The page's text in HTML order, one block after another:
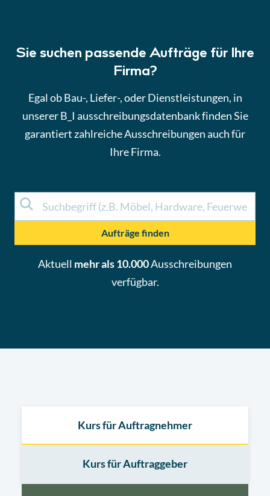
Sie suchen passende Aufträge für Ihre
Firma?
Egal ob Bau-, Liefer-, oder Dienstleistungen, in
unserer B_I ausschreibungsdatenbank finden Sie
garantiert zahlreiche Ausschreibungen auch für
Ihre Firma.
Aufträge finden
Aktuell mehr als 10.000Ausschreibungen
verfügbar.
Kurs für Auftragnehmer
Kurs für Auftraggeber